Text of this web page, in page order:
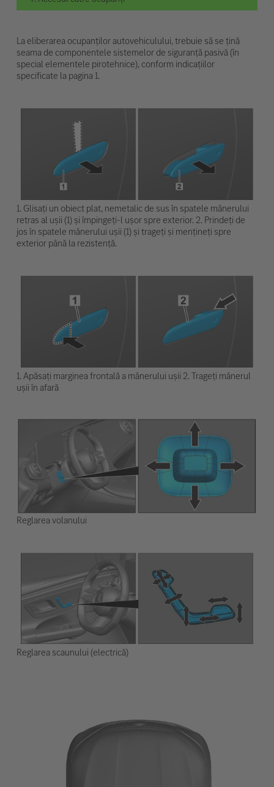
La eliberarea ocupanților autovehiculului, trebuie să se țină
seama de componentele sistemelor de siguranță pasivă (în
special elementele pirotehnice), conform indicațiilor
specificate la pagina 1.
1. Glisați un obiect plat, nemetalic de sus în spatele mânerului
retras al ușii (1) și împingeți-l ușor spre exterior. 2. Prindeți de
jos în spatele mânerului ușii (1) și trageți și mențineți spre
exterior până la rezistență.
1. Apăsați marginea frontală a mânerului ușii 2. Trageți mânerul
ușii în afară
Reglarea volanului
Reglarea scaunului (electrică)